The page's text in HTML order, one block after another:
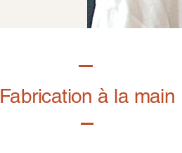
Fabrication à la main